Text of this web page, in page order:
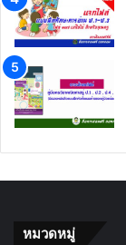
หมวดหมู่